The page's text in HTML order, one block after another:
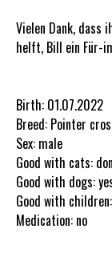
Vielen Dank, dass
helft, Bill ein Für-
Birth: 01.07.2022
Breed: Pointer
Sex: male
Good with cats:
Good with dogs:
Good with
Medication: no